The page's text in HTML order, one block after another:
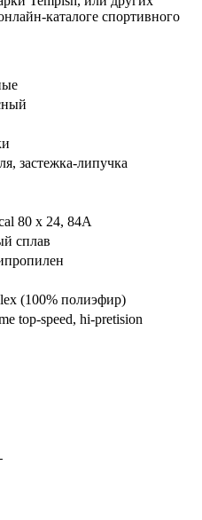
каталоге спортивного
застежка-липучка
80 x 24, 84A
сплав
(100% полиэфир)
top-speed, hi-pretision